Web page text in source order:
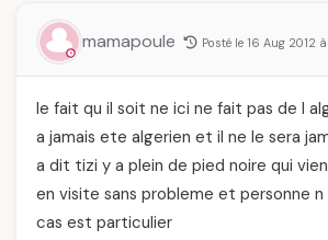
mamapoule Posté le 16 Aug 2012 à
le fait qu il soit ne ici ne fait pas de l
a jamais ete algerien et il ne le sera
a dit tizi y a plein de pied noire qui
en visite sans probleme et personne n
cas est particulier